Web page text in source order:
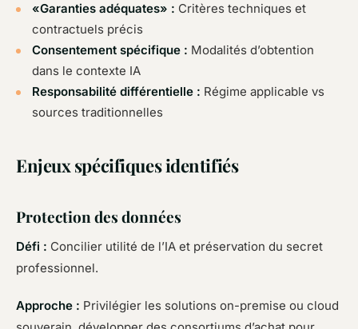
«Garanties adéquates» : Critères techniques et
contractuels précis
Consentement spécifique : Modalités d’obtention
dans le contexte IA
Responsabilité différentielle : Régime applicable vs
sources traditionnelles
Enjeux spécifiques identifiés
Protection des données
Défi : Concilier utilité de l’IA et préservation du secret
professionnel.
Approche : Privilégier les solutions on-premise ou cloud